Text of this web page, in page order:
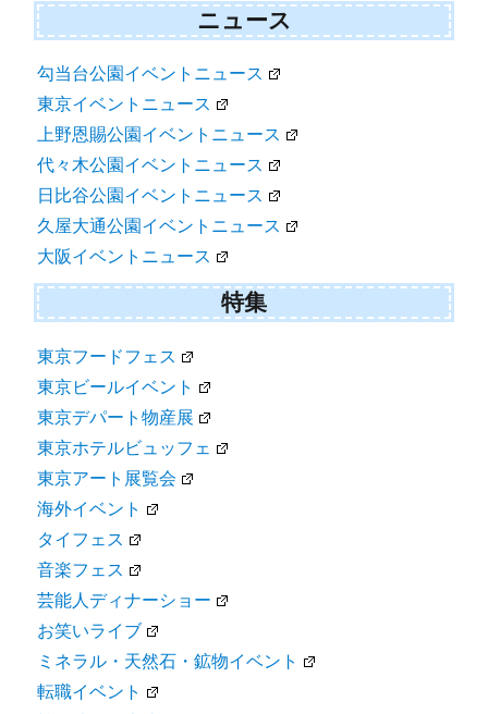
ニュース
勾当台公園イベントニュース
東京イベントニュース
上野恩賜公園イベントニュース
代々木公園イベントニュース
日比谷公園イベントニュース
久屋大通公園イベントニュース
大阪イベントニュース
特集
東京フードフェス
東京ビールイベント
東京デパート物産展
東京ホテルビュッフェ
東京アート展覧会
海外イベント
タイフェス
音楽フェス
芸能人ディナーショー
お笑いライブ
ミネラル・天然石・鉱物イベント
転職イベント